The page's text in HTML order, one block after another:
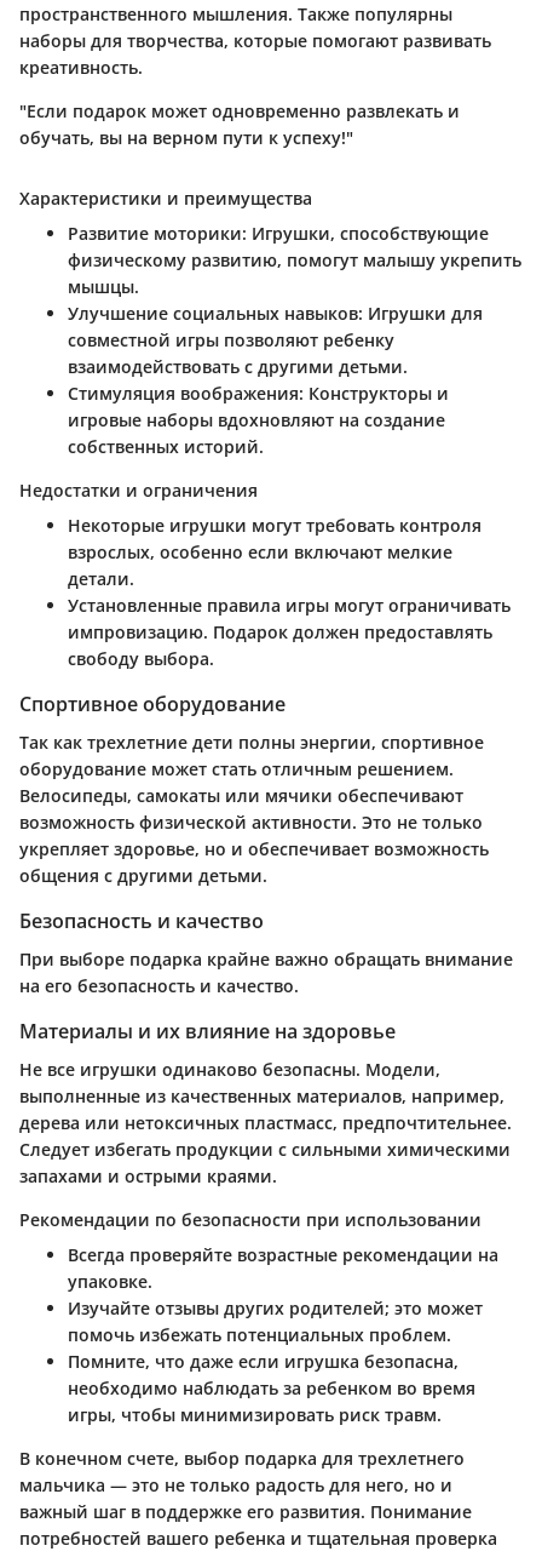
пространственного мышления. Также популярны
наборы для творчества, которые помогают развивать
креативность.
"Если подарок может одновременно развлекать и
обучать, вы на верном пути к успеху!"
Характеристики и преимущества
Развитие моторики: Игрушки, способствующие
физическому развитию, помогут малышу укрепить
мышцы.
Улучшение социальных навыков: Игрушки для
совместной игры позволяют ребенку
взаимодействовать с другими детьми.
Стимуляция воображения: Конструкторы и
игровые наборы вдохновляют на создание
собственных историй.
Недостатки и ограничения
Некоторые игрушки могут требовать контроля
взрослых, особенно если включают мелкие
детали.
Установленные правила игры могут ограничивать
импровизацию. Подарок должен предоставлять
свободу выбора.
Спортивное оборудование
Так как трехлетние дети полны энергии, спортивное
оборудование может стать отличным решением.
Велосипеды, самокаты или мячики обеспечивают
возможность физической активности. Это не только
укрепляет здоровье, но и обеспечивает возможность
общения с другими детьми.
Безопасность и качество
При выборе подарка крайне важно обращать внимание
на его безопасность и качество.
Материалы и их влияние на здоровье
Не все игрушки одинаково безопасны. Модели,
выполненные из качественных материалов, например,
дерева или нетоксичных пластмасс, предпочтительнее.
Следует избегать продукции с сильными химическими
запахами и острыми краями.
Рекомендации по безопасности при использовании
Всегда проверяйте возрастные рекомендации на
упаковке.
Изучайте отзывы других родителей; это может
помочь избежать потенциальных проблем.
Помните, что даже если игрушка безопасна,
необходимо наблюдать за ребенком во время
игры, чтобы минимизировать риск травм.
В конечном счете, выбор подарка для трехлетнего
мальчика — это не только радость для него, но и
важный шаг в поддержке его развития. Понимание
потребностей вашего ребенка и тщательная проверка